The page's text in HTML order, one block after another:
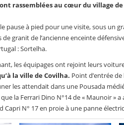
rassemblées au cœur du village
pause à pied pour une visite, sous un
granit de l’ancienne enceinte
: Sortelha.
les équipages ont rejoint leurs
la ville de Covilha. Point d’entrée
les attendait dans une Pousada
la Ferrari Dino N°14 de « Maunoir »
Capri N° 17 en proie à une panne